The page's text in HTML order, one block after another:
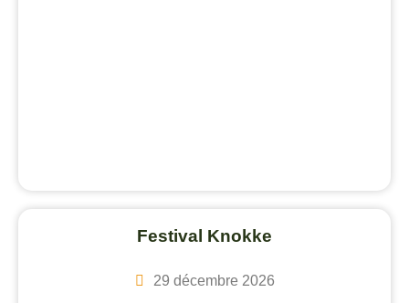
Festival Knokke
29 décembre 2026